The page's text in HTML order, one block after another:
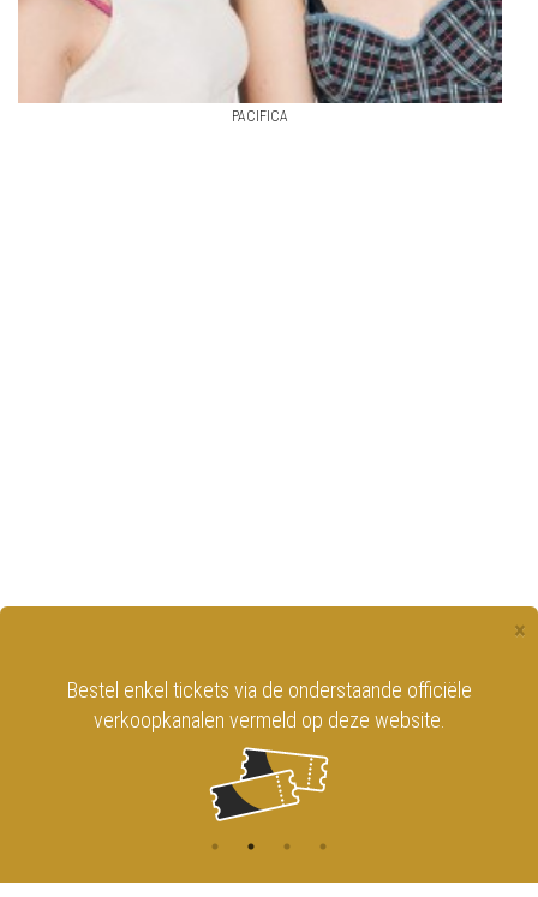
PACIFICA
×
Bestel enkel tickets via de onderstaande officiële
verkoopkanalen vermeld op deze website.